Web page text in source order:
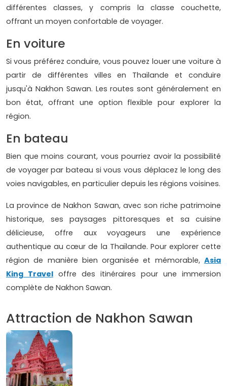
différentes classes, y compris la classe couchette,
offrant un moyen confortable de voyager.
En voiture
Si vous préférez conduire, vous pouvez louer une voiture à
partir de différentes villes en Thaïlande et conduire
jusqu'à Nakhon Sawan. Les routes sont généralement en
bon état, offrant une option flexible pour explorer la
région.
En bateau
Bien que moins courant, vous pourriez avoir la possibilité
de voyager par bateau si vous vous déplacez le long des
voies navigables, en particulier depuis les régions voisines.
La province de Nakhon Sawan, avec son riche patrimoine
historique, ses paysages pittoresques et sa cuisine
délicieuse, offre aux voyageurs une expérience
authentique au cœur de la Thaïlande. Pour explorer cette
région de manière bien organisée et mémorable, Asia
King Travel offre des itinéraires pour une immersion
complète de Nakhon Sawan.
Attraction de Nakhon Sawan